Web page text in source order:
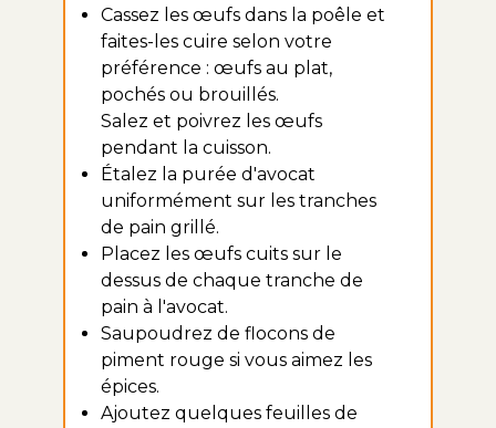
Cassez les œufs dans la poêle et
faites-les cuire selon votre
préférence : œufs au plat,
pochés ou brouillés.
Salez et poivrez les œufs
pendant la cuisson.
Étalez la purée d'avocat
uniformément sur les tranches
de pain grillé.
Placez les œufs cuits sur le
dessus de chaque tranche de
pain à l'avocat.
Saupoudrez de flocons de
piment rouge si vous aimez les
épices.
Ajoutez quelques feuilles de